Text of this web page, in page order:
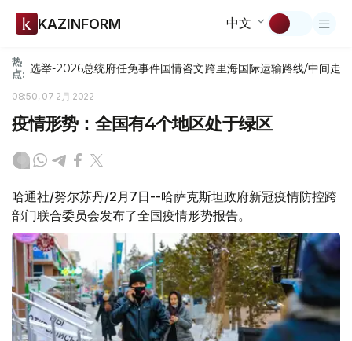
KAZINFORM 中文
热
点: 选举-2026总统府任免事件国情咨文跨里海国际运输路线/中间走廊
08:50, 07 2月 2022
疫情形势：全国有4个地区处于绿区
哈通社/努尔苏丹/2月7日--哈萨克斯坦政府新冠疫情防控跨
部门联合委员会发布了全国疫情形势报告。